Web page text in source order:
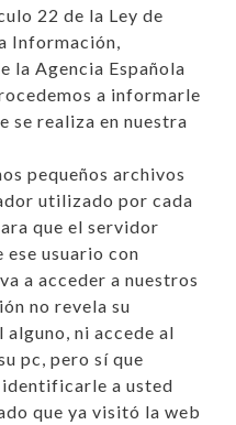
22 de la Ley de
Información,
la Agencia Española
a informarle
se realiza en nuestra
pequeños archivos
utilizado por cada
que el servidor
usuario con
a acceder a nuestros
no revela su
ni accede al
pc, pero sí que
a usted
que ya visitó la web